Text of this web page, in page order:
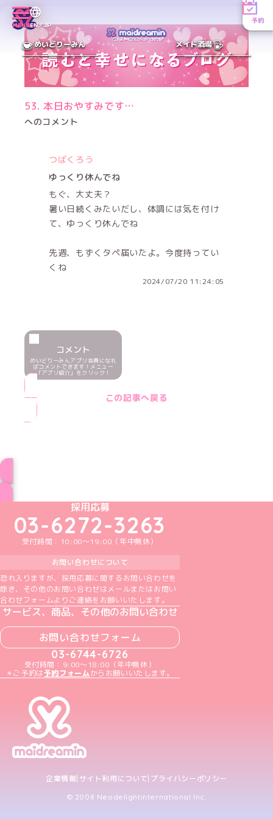
MENUEN／JP
予約
めいどりーみん メイド酒場
53. 本日おやすみです…
へのコメント
つばくろう
ゆっくり休んでね
もぐ、大丈夫？
暑い日続くみたいだし、体調には気を付け
て、ゆっくり休んでね
先週、もずくタペ届いたよ。今度持ってい
くね
2024/07/20 11:24:05
コメント
めいどりーみんアプリ会員になれ
ばコメントできます！メニュー
「アプリ紹介」をクリック！
この記事へ戻る
めいどりーみんTikTok公式アカウント
めいどりーみんX公式アカウント
めいどりーみんInstagram公式アカウント
めいどりーみんFacebook公式アカウン
めいどりーみんYouTube公式アカ
採用応募
03-6272-3263
受付時間：10:00～19:00（年中無休）
お問い合わせについて
恐れ入りますが、採用応募に関するお問い合わせを
除き、その他のお問い合わせはメールまたはお問い
合わせフォームよりご連絡をお願いいたします。
サービス、商品、その他のお問い合わせ
お問い合わせフォーム
03-6744-6726
受付時間：9:00～18:00（年中無休）
＊ご予約は予約フォームからお願いいたします。
企業情報 サイト利用について プライバシーポリシー
© 2008 Neodelightinternational Inc.